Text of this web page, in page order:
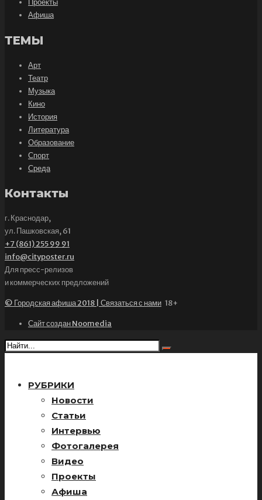
Проекты
Афиша
ТЕМЫ
Арт
Театр
Музыка
Кино
История
Литература
Образование
Спорт
Среда
Контакты
г. Краснодар,
ул. Пашковская, 61
+7 (861) 255 99 91
info@cityposter.ru
Для пресс-релизов
и коммерческих предложений
© Городская афиша 2018 | Связаться с нами 18+
Сайт создан Noomedia
РУБРИКИ
Новости
Статьи
Интервью
Фотогалерея
Видео
Проекты
Афиша